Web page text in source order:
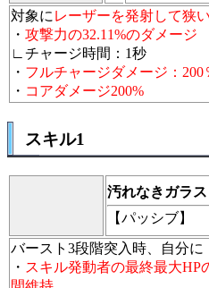
対象に レーザーを発射して狭
・ 攻撃力の32.11%のダメージ
∟チャージ時間：1秒
・ フルチャージダメージ：200
・ コアダメージ200%
スキル1
汚れなきガラス
【パッシブ】
バースト3段階突入時、自分に
・ スキル発動者の最終最大HP